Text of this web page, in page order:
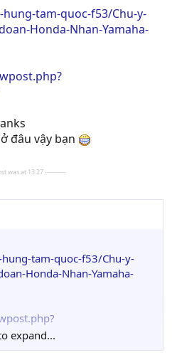
tam-quoc-f53/Chu-y-
Honda-Nhan-Yamaha-
đâu vậy bạn
was at 13:27 ----------
tam-quoc-f53/Chu-y-
Honda-Nhan-Yamaha-
expand...